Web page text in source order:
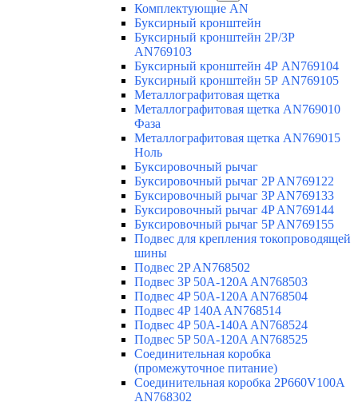
Комплектующие AN
Буксирный кронштейн
Буксирный кронштейн 2Р/3Р
AN769103
Буксирный кронштейн 4Р AN769104
Буксирный кронштейн 5Р AN769105
Металлографитовая щетка
Металлографитовая щетка AN769010
Фаза
Металлографитовая щетка AN769015
Ноль
Буксировочный рычаг
Буксировочный рычаг 2P AN769122
Буксировочный рычаг 3P AN769133
Буксировочный рычаг 4P AN769144
Буксировочный рычаг 5P AN769155
Подвес для крепления токопроводящей
шины
Подвес 2P AN768502
Подвес 3P 50A-120A AN768503
Подвес 4P 50A-120A AN768504
Подвес 4P 140A AN768514
Подвес 4P 50A-140A AN768524
Подвес 5P 50A-120A AN768525
Соединительная коробка
(промежуточное питание)
Соединительная коробка 2P660V100A
AN768302